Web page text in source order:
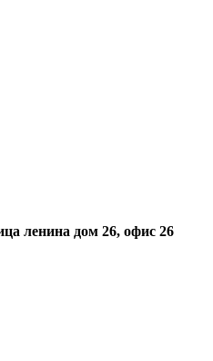
ленина дом 26, офис 26